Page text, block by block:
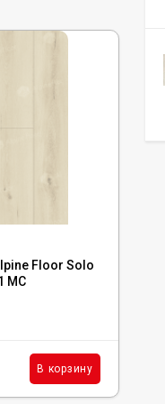
Floor Solo
MC
В корзину